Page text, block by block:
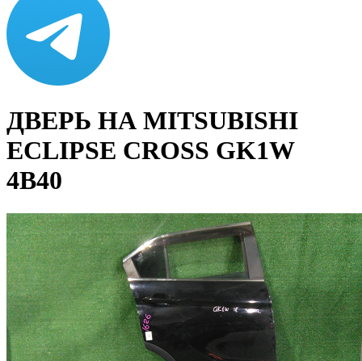
ДВЕРЬ НА MITSUBISHI
ECLIPSE CROSS GK1W
4B40